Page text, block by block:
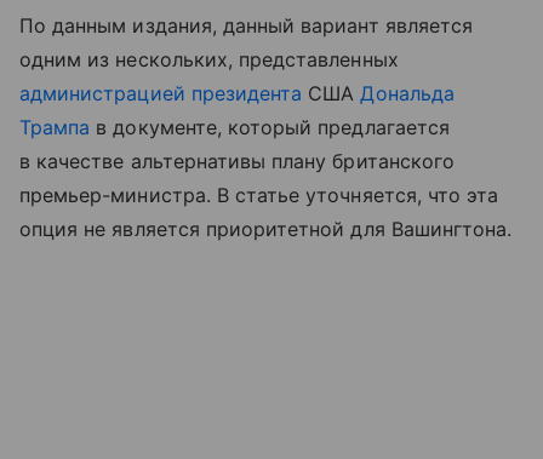
По данным издания, данный вариант является
одним из нескольких, представленных
администрацией президента США Дональда
Трампа в документе, который предлагается
в качестве альтернативы плану британского
премьер-министра. В статье уточняется, что эта
опция не является приоритетной для Вашингтона.